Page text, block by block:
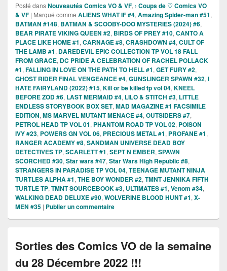
Posté dansNouveautés Comics VO & VF, › Coups de ♡ Comics VO
& VF | Marqué comme ALIENS WHAT IF #4, Amazing Spider-man #51,
BATMAN #148, BATMAN & SCOOBY-DOO MYSTERIES (2024) #6,
BEAR PIRATE VIKING QUEEN #2, BIRDS OF PREY #10, CANTO A
PLACE LIKE HOME #1, CARNAGE #8, CRASHDOWN #4, CULT OF
THE LAMB #1, DAREDEVIL EPIC COLLECTION TP VOL 18 FALL
FROM GRACE, DC PRIDE A CELEBRATION OF RACHEL POLLACK
#1, FALLING IN LOVE ON THE PATH TO HELL #1, GET FURY #2,
GHOST RIDER FINAL VENGEANCE #4, GUNSLINGER SPAWN #32, I
HATE FAIRYLAND (2022) #15, Kill or be killed tp vol 04, KNEEL
BEFORE ZOD #6, LAST MERMAID #4, LILO & STITCH #3, LITTLE
ENDLESS STORYBOOK BOX SET, MAD MAGAZINE #1 FACSIMILE
EDITION, MS MARVEL MUTANT MENACE #4, OUTSIDERS #7,
PETROL HEAD TP VOL 01, PHANTOM ROAD TP VOL 02, POISON
IVY #23, POWERS GN VOL 06, PRECIOUS METAL #1, PROFANE #1,
RANGER ACADEMY #8, SANDMAN UNIVERSE DEAD BOY
DETECTIVES TP, SCARLETT #1, SEPT N EMBER, SPAWN
SCORCHED #30, Star wars #47, Star Wars High Republic #8,
STRANGERS IN PARADISE TP VOL 04, TEENAGE MUTANT NINJA
TURTLES ALPHA #1, THE BOY WONDER #2, TMNT JENNIKA FIFTH
TURTLE TP, TMNT SOURCEBOOK #3, ULTIMATES #1, Venom #34,
WALKING DEAD DELUXE #90, WOLVERINE BLOOD HUNT #1, X-
MEN #35 | Publier un commentaire
Sorties des Comics VO de la semaine
du 28 Décembre 2022 !!!